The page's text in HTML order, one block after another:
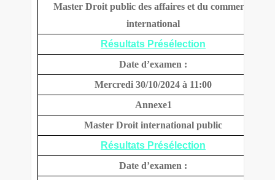
Master Droit public des affaires et du commerce
international
Résultats Présélection
Date d’examen :
Mercredi 30/10/2024 à 11:00
Annexe1
Master Droit international public
Résultats Présélection
Date d’examen :